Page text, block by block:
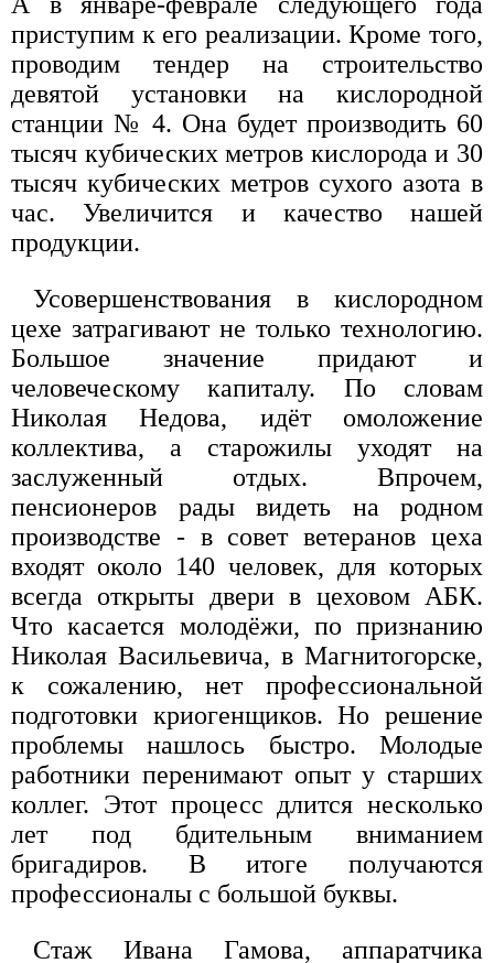
приступим к его реализации. Кроме того,
проводим тендер на строительство
девятой установки на кислородной
станции № 4. Она будет производить 60
тысяч кубических метров кислорода и 30
тысяч кубических метров сухого азота в
час. Увеличится и качество нашей
продукции.
Усовершенствования в кислородном
цехе затрагивают не только технологию.
Большое значение придают и
человеческому капиталу. По словам
Николая Недова, идёт омоложение
коллектива, а старожилы уходят на
заслуженный отдых. Впрочем,
пенсионеров рады видеть на родном
производстве - в совет ветеранов цеха
входят около 140 человек, для которых
всегда открыты двери в цеховом АБК.
Что касается молодёжи, по признанию
Николая Васильевича, в Магнитогорске,
к сожалению, нет профессиональной
подготовки криогенщиков. Но решение
проблемы нашлось быстро. Молодые
работники перенимают опыт у старших
коллег. Этот процесс длится несколько
лет под бдительным вниманием
бригадиров. В итоге получаются
профессионалы с большой буквы.
Стаж Ивана Гамова, аппаратчика